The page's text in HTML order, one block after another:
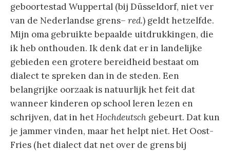
geboortestad Wuppertal (bij Düsseldorf, niet ver
van de Nederlandse grens– red.) geldt hetzelfde.
Mijn oma gebruikte bepaalde uitdrukkingen, die
ik heb onthouden. Ik denk dat er in landelijke
gebieden een grotere bereidheid bestaat om
dialect te spreken dan in de steden. Een
belangrijke oorzaak is natuurlijk het feit dat
wanneer kinderen op school leren lezen en
schrijven, dat in hetHochdeutsch gebeurt. Dat kun
je jammer vinden, maar het helpt niet. Het Oost-
Fries (het dialect dat net over de grens bij